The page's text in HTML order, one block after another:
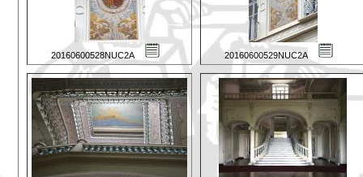
20160600528NUC2A 20160600529NUC2A